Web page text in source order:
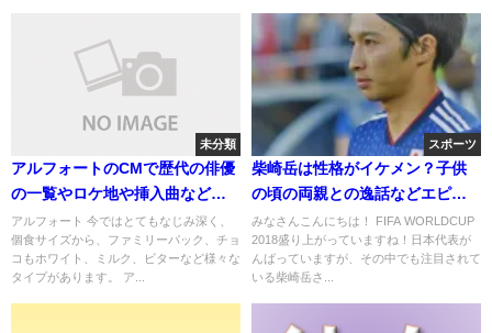
未分類
アルフォートのCMで歴代の俳優
の一覧やロケ地や挿入曲などま
とめ
アルフォート 今ではとてもなじみ深く、
個食サイズから、ファミリーパック、チョ
コもホワイト、ミルク、ビターなど様々な
タイプがあります。 ア...
スポーツ
柴崎岳は性格がイケメン？子供
の頃の両親との逸話などエピソ
ードまとめ
みなさんこんにちは！ FIFA WORLDCUP
2018盛り上がっていますね！日本代表が
んばっていますが、その中でも注目されて
いる柴崎岳さ...